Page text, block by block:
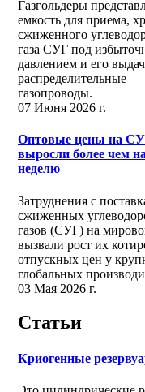
Газгольдеры
емкость для приема,
сжиженного
газа СУГ под
давлением и его
распределительные
газопроводы.
07 Июня 2026 г.
Оптовые цены на
выросли более чем
неделю
Затруднения с
сжиженных
газов (СУГ) на
вызвали рост их
отпускных цен у
глобальных
03 Мая 2026 г.
Статьи
Криогенные